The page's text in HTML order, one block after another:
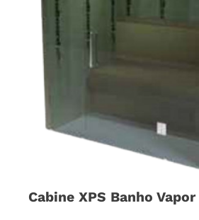
Cabine XPS Banho Vapor